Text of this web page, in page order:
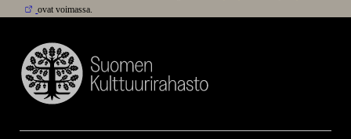
ovat voimassa.
Suomen
Kulttuurirahasto